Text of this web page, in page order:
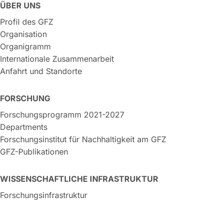
ÜBER UNS
Profil des GFZ
Organisation
Organigramm
Internationale Zusammenarbeit
Anfahrt und Standorte
FORSCHUNG
Forschungsprogramm 2021-2027
Departments
Forschungsinstitut für Nachhaltigkeit am GFZ
GFZ-Publikationen
WISSENSCHAFTLICHE INFRASTRUKTUR
Forschungsinfrastruktur